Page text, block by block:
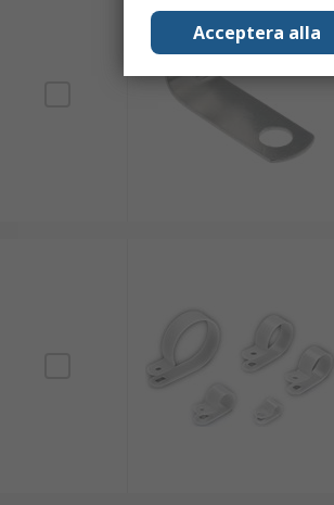
Acceptera alla